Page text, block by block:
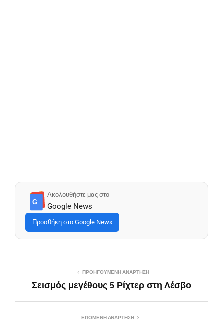
G≡
Ακολουθήστε μας στο
Google News
Προσθήκη στο Google News
ΠΡΟΗΓΟΎΜΕΝΗ ΑΝΆΡΤΗΣΗ
Σεισμός μεγέθους 5 Ρίχτερ στη Λέσβο
ΕΠΌΜΕΝΗ ΑΝΆΡΤΗΣΗ